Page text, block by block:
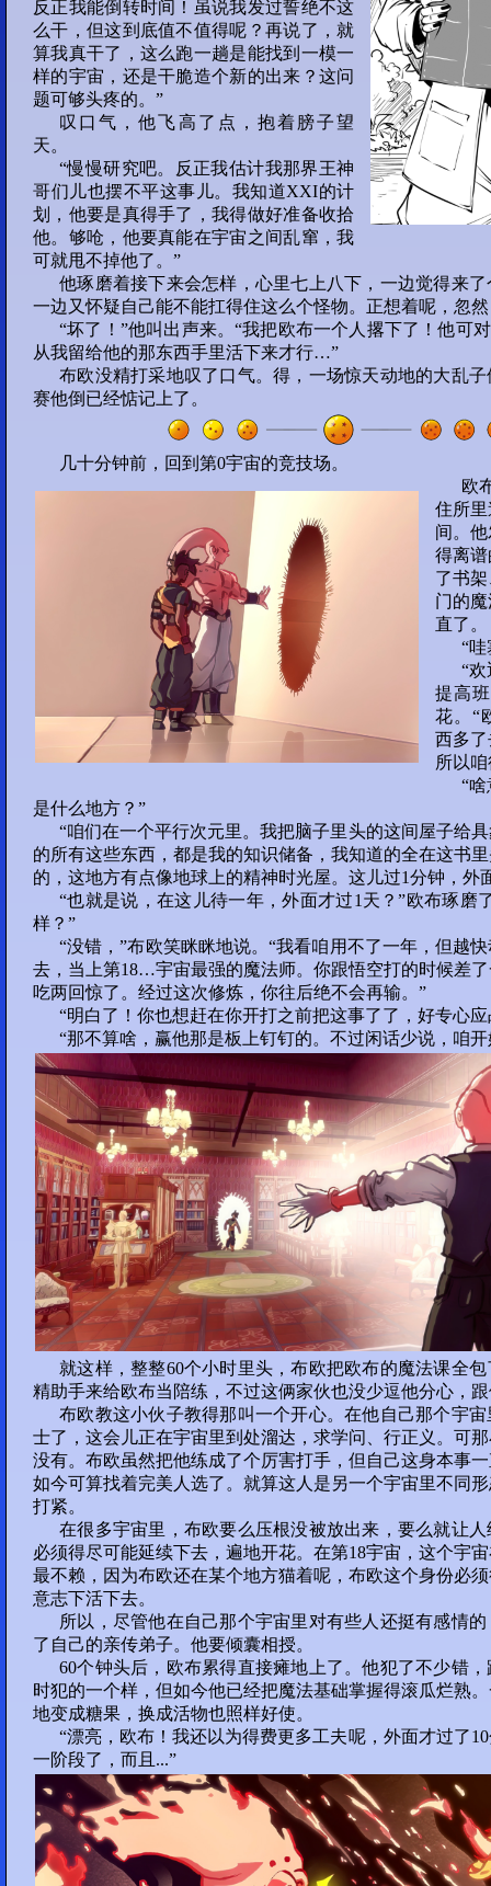
60
部分 13 :
61 62 63 64
65
部分 14 :
66 67 68 69
70
Night 1
部分 15 :
71 72
75
78
82
部分 18 :
86
90
Round 2-1
部分 19 :
91 92 93 94
95
部分 20 :
96 97 98
100
Round 2-2
部分 21 :
101 102 103 104
105
部分 22 :
106 107 108 109
110
部分 23 :
111
115
Night 2
部分 24 :
116 117 118 119
120
部分 25 :
121 122 124
125
反正我能倒转时间！虽说我发过誓绝不这
么干，但这到底值不值得呢？再说了，就
算我真干了，这么跑一趟是能找到一模一
样的宇宙，还是干脆造个新的出来？这问
题可够头疼的。”
叹口气，他飞高了点，抱着膀子望
天。
“慢慢研究吧。反正我估计我那界王神
哥们儿也摆不平这事儿。我知道XXI的计
划，他要是真得手了，我得做好准备收拾
他。够呛，他要真能在宇宙之间乱窜，我
可就甩不掉他了。”
他琢磨着接下来会怎样，心里七上八下，一边觉得来
一边又怀疑自己能不能扛得住这么个怪物。正想着呢，忽
“坏了！”他叫出声来。“我把欧布一个人撂下了！他可
从我留给他的那东西手里活下来才行…”
布欧没精打采地叹了口气。得，一场惊天动地的大乱
赛他倒已经惦记上了。
几十分钟前，回到第0宇宙的竞技场。
欧
住所
间。
得离
了书
门的
直了。
“
“
提高
花。“
西多
所以
“
是什么地方？”
“咱们在一个平行次元里。我把脑子里头的这间屋子给
的所有这些东西，都是我的知识储备，我知道的全在这书
的，这地方有点像地球上的精神时光屋。这儿过1分钟，外
“也就是说，在这儿待一年，外面才过1天？”欧布琢磨
样？”
“没错，”布欧笑眯眯地说。“我看咱用不了一年，但越
去，当上第18…宇宙最强的魔法师。你跟悟空打的时候差
吃两回惊了。经过这次修炼，你往后绝不会再输。”
“明白了！你也想赶在你开打之前把这事了了，好专心应
“那不算啥，赢他那是板上钉钉的。不过闲话少说，咱开
就这样，整整60个小时里头，布欧把欧布的魔法课全
精助手来给欧布当陪练，不过这俩家伙也没少逗他分心，
布欧教这小伙子教得那叫一个开心。在他自己那个宇
士了，这会儿正在宇宙里到处溜达，求学问、行正义。可
没有。布欧虽然把他练成了个厉害打手，但自己这身本事
如今可算找着完美人选了。就算这人是另一个宇宙里不同
打紧。
在很多宇宙里，布欧要么压根没被放出来，要么就让
必须得尽可能延续下去，遍地开花。在第18宇宙，这个宇
最不赖，因为布欧还在某个地方猫着呢，布欧这个身份必
意志下活下去。
所以，尽管他在自己那个宇宙里对有些人还挺有感情
了自己的亲传弟子。他要倾囊相授。
60个钟头后，欧布累得直接瘫地上了。他犯了不少错
时犯的一个样，但如今他已经把魔法基础掌握得滚瓜烂熟
地变成糖果，换成活物也照样好使。
“漂亮，欧布！我还以为得费更多工夫呢，外面才过了
一阶段了，而且...”